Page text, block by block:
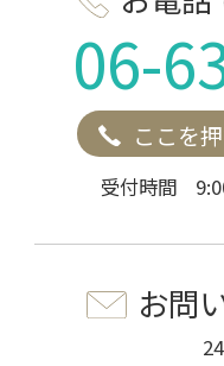
06-
ここを
受付時間
お問